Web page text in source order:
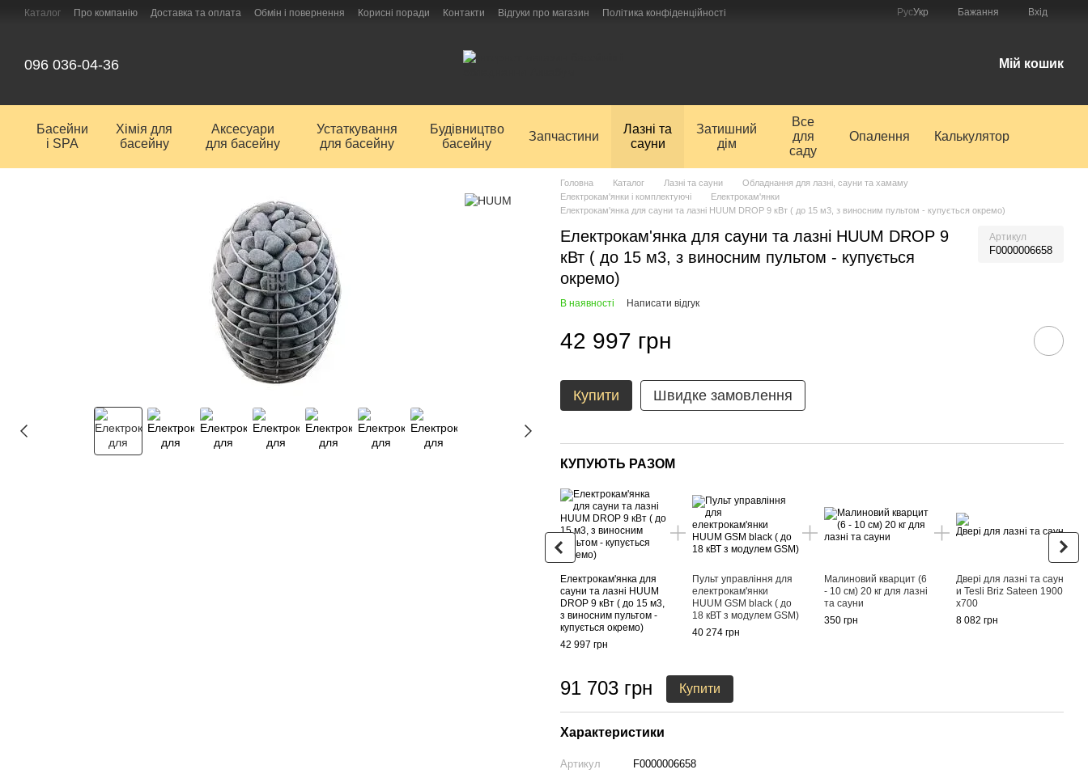
Перейти до основного контенту
Каталог Про компанію Доставка та оплата Обмін і повернення Корисні поради Контакти Відгуки про магазин Політика конфіденційності РусУкр Бажання Вхід
096 036-04-36 Мій кошик
Басейни
і SPA
Хімія для
басейну
Аксесуари
для басейну
Устаткування
для басейну
Будівництво
басейну
Запчастини
Лазні та
сауни
Затишний
дім
Все
для
саду
Опалення Калькулятор
Головна Каталог Лазні та сауни
Обладнання для лазні, сауни та хамаму
Електрокам'янки і комплектуючі
Електрокам'янки
Електрокам'янка для сауни та лазні HUUM DROP 9 кВт ( до 15 м3, з виносним пультом - купується окремо)
Електрокам'янка для сауни та лазні HUUM DROP 9
кВт ( до 15 м3, з виносним пультом - купується
окремо)
Артикул
F0000006658
В наявності Написати відгук
42 997 грн
Купити Швидке замовлення
КУПУЮТЬ РАЗОМ
Електрокам'янка для
сауни та лазні HUUM
DROP 9 кВт ( до 15 м3,
з виносним пультом -
купується окремо)
42 997 грн
Пульт управління для
електрокам'янки
HUUM GSM black ( до
18 кВТ з модулем GSM)
40 274 грн
Малиновий кварцит (6
- 10 см) 20 кг для лазні
та сауни
350 грн
Двері для лазні та саун
и Tesli Briz Sateen 1900
x700
8 082 грн
91 703 грн Купити
Характеристики
Артикул
F0000006658